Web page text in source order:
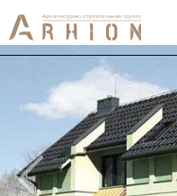
Previous